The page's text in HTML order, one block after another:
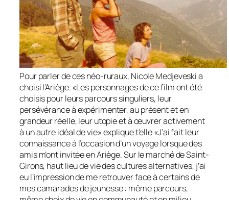
Pour parler de ces néo-ruraux, Nicole Medjeveski a
choisi l’Ariège. «Les personnages de ce film ont été
choisis pour leurs parcours singuliers, leur
persévérance à expérimenter, au présent et en
grandeur réelle, leur utopie et à œuvrer activement
à un autre idéal de vie» explique t’elle «J’ai fait leur
connaissance à l’occasion d’un voyage lorsque des
amis m’ont invitée en Ariège. Sur le marché de Saint-
Girons, haut lieu de vie des cultures alternatives, j’ai
eu l’impression de me retrouver face à certains de
mes camarades de jeunesse : même parcours,